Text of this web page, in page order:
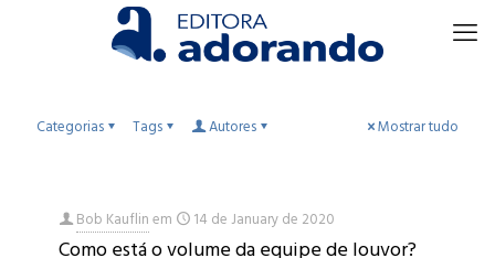
Categorias Tags Autores Mostrar tudo
Bob Kauflinem 14 de January de 2020
Como está o volume da equipe de louvor?